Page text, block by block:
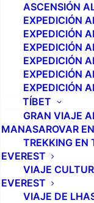
ASCENSIÓN
EXPEDICIÓN
EXPEDICIÓN
EXPEDICIÓN
EXPEDICIÓN
EXPEDICIÓN
EXPEDICIÓN
TÍBET
GRAN VIAJE
MANASAROVAR
TREKKING EN
EVEREST
VIAJE
EVEREST
VIAJE DE